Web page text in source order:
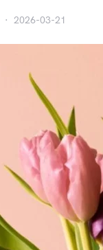
2026-03-21